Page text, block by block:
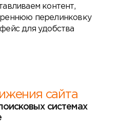
контент,
перелинковку
для удобства
сайта
системах